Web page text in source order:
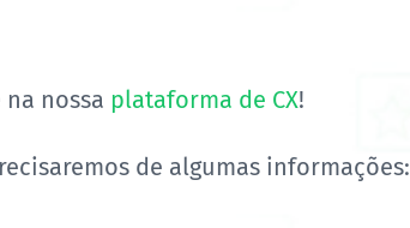
nossa plataforma de CX!
de algumas informações: